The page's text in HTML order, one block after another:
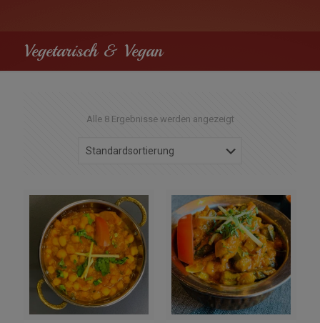
Vegetarisch & Vegan
Alle 8 Ergebnisse werden angezeigt